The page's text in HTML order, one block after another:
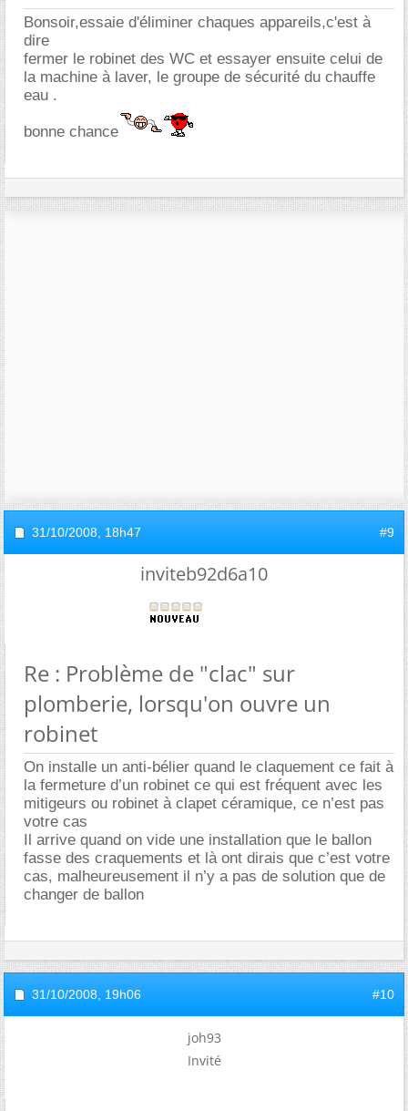
Bonsoir,essaie d'éliminer chaques appareils,c'est à
dire
fermer le robinet des WC et essayer ensuite celui de
la machine à laver, le groupe de sécurité du chauffe
eau .
bonne chance
31/10/2008, 18h47 #9
inviteb92d6a10
Re : Problème de "clac" sur
plomberie, lorsqu'on ouvre un
robinet
On installe un anti-bélier quand le claquement ce fait à
la fermeture d’un robinet ce qui est fréquent avec les
mitigeurs ou robinet à clapet céramique, ce n’est pas
votre cas
Il arrive quand on vide une installation que le ballon
fasse des craquements et là ont dirais que c’est votre
cas, malheureusement il n’y a pas de solution que de
changer de ballon
31/10/2008, 19h06 #10
joh93
Invité